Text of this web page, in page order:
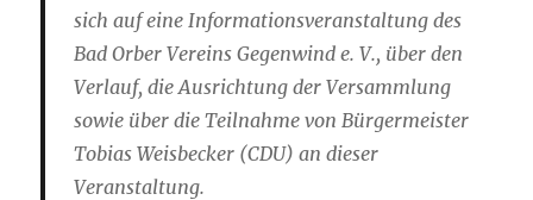
sich auf eine Informationsveranstaltung des
Bad Orber Vereins Gegenwind e. V., über den
Verlauf, die Ausrichtung der Versammlung
sowie über die Teilnahme von Bürgermeister
Tobias Weisbecker (CDU) an dieser
Veranstaltung.